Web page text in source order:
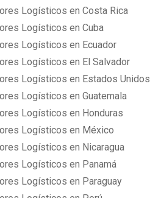
Logísticos en Costa Rica
Logísticos en Cuba
Logísticos en Ecuador
Logísticos en El Salvador
Logísticos en Estados Unidos
Logísticos en Guatemala
Logísticos en Honduras
Logísticos en México
Logísticos en Nicaragua
Logísticos en Panamá
Logísticos en Paraguay